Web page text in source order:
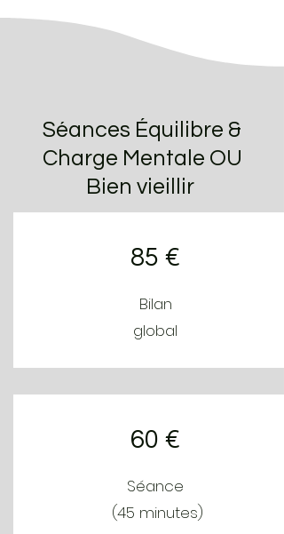
Séances Équilibre &
Charge Mentale OU
Bien vieillir
85 €
Bilan
global
60 €
Séance
(45 minutes)